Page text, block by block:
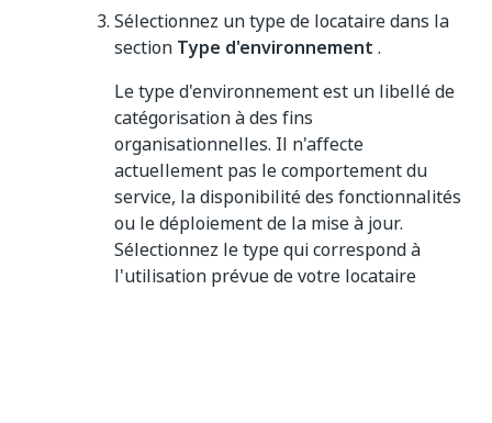
Sélectionnez un type de locataire dans la
section Type d'environnement .
Le type d'environnement est un libellé de
catégorisation à des fins
organisationnelles. Il n'affecte
actuellement pas le comportement du
service, la disponibilité des fonctionnalités
ou le déploiement de la mise à jour.
Sélectionnez le type qui correspond à
l'utilisation prévue de votre locataire